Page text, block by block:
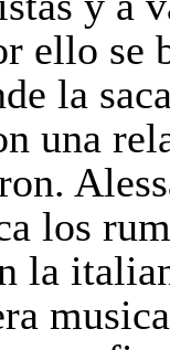
ello se
la
una
los
la